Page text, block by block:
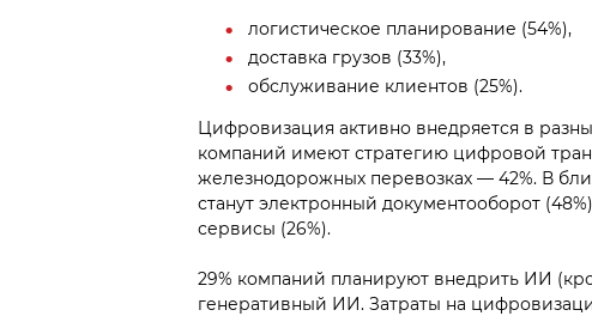
логистическое планирование (54%),
доставка грузов (33%),
обслуживание клиентов (25%).
Цифровизация активно внедряется в
компаний имеют стратегию цифровой
железнодорожных перевозках — 42%. В
станут электронный документооборот
сервисы (26%).
29% компаний планируют внедрить ИИ
генеративный ИИ. Затраты на